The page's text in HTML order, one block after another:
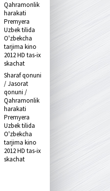
Sharaf qonuni
/ Jasorat
qonuni /
Qahramonlik
harakati
Premyera
Uzbek tilida
O'zbekcha
tarjima kino
2012 HD tas-ix
skachat